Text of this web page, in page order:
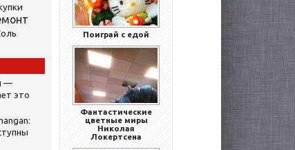
—
это
Поиграй с едой
Фантастические
цветные миры
Николая
Локертсена